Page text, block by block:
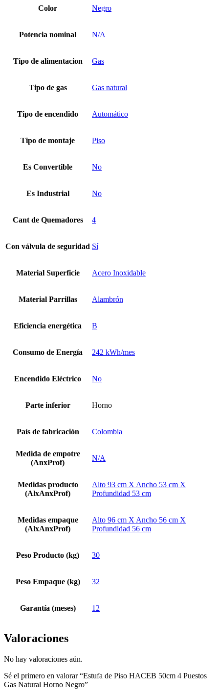
Color Negro
Potencia nominal N/A
Tipo de alimentacion Gas
Tipo de gas Gas natural
Tipo de encendido Automático
Tipo de montaje Piso
Es Convertible No
Es Industrial No
Cant de Quemadores 4
Con válvula de seguridad Sí
Material Superficie Acero Inoxidable
Material Parrillas Alambrón
Eficiencia energética B
Consumo de Energía 242 kWh/mes
Encendido Eléctrico No
Parte inferior Horno
País de fabricación Colombia
Medida de empotre
(AnxProf)
N/A
Medidas producto
(AlxAnxProf)
Alto 93 cm X Ancho 53 cm X
Profundidad 53 cm
Medidas empaque
(AlxAnxProf)
Alto 96 cm X Ancho 56 cm X
Profundidad 56 cm
Peso Producto (kg) 30
Peso Empaque (kg) 32
Garantía (meses) 12
Valoraciones
No hay valoraciones aún.
Sé el primero en valorar “Estufa de Piso HACEB 50cm 4 Puestos
Gas Natural Horno Negro”